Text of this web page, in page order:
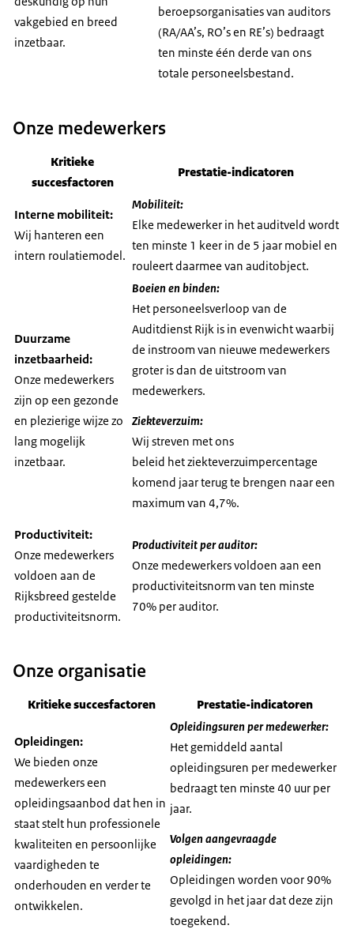
vakgebied en breed
inzetbaar.
beroepsorganisaties van auditors
(RA/AA’s, RO’s en RE’s) bedraagt
ten minste één derde van ons
totale personeelsbestand.
Onze medewerkers
Kritieke
succesfactoren
Prestatie-indicatoren
Interne mobiliteit:
Wij hanteren een
intern roulatiemodel.
Mobiliteit:
Elke medewerker in het auditveld wordt
ten minste 1 keer in de 5 jaar mobiel en
rouleert daarmee van auditobject.
Duurzame
inzetbaarheid:
Onze medewerkers
zijn op een gezonde
en plezierige wijze zo
lang mogelijk
inzetbaar.
Boeien en binden:
Het personeelsverloop van de
Auditdienst Rijk is in evenwicht waarbij
de instroom van nieuwe medewerkers
groter is dan de uitstroom van
medewerkers.
Ziekteverzuim:
Wij streven met ons
beleid het ziekteverzuimpercentage
komend jaar terug te brengen naar een
maximum van 4,7%.
Productiviteit:
Onze medewerkers
voldoen aan de
Rijksbreed gestelde
productiviteitsnorm.
Productiviteit per auditor:
Onze medewerkers voldoen aan een
productiviteitsnorm van ten minste
70% per auditor.
Onze organisatie
Kritieke succesfactoren Prestatie-indicatoren
Opleidingen:
We bieden onze
medewerkers een
opleidingsaanbod dat hen in
staat stelt hun professionele
kwaliteiten en persoonlijke
vaardigheden te
onderhouden en verder te
ontwikkelen.
Opleidingsuren per medewerker:
Het gemiddeld aantal
opleidingsuren per medewerker
bedraagt ten minste 40 uur per
jaar.
Volgen aangevraagde
opleidingen:
Opleidingen worden voor 90%
gevolgd in het jaar dat deze zijn
toegekend.